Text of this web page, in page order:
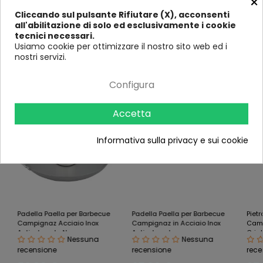
(in cm)
58
-10%
Padella Paella per Barbecue
Campignaz Acciaio Inox
Antiaderente Nero
Nessuna
recensione
-11%
Padella Paella per Barbecue
Campignaz in Acciaio Inox
Antiaderente
Nessuna
recensione
-11%
Cliccando sul pulsante Rifiutare (X), acconsenti
all'abilitazione di solo ed esclusivamente i cookie
tecnici necessari.
Usiamo cookie per ottimizzare il nostro sito web ed i
nostri servizi.
Configura
Accetta
Informativa sulla privacy e sui cookie